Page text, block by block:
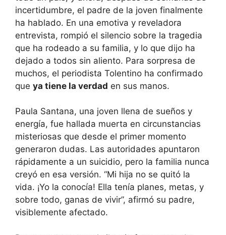
incertidumbre, el padre de la joven finalmente
ha hablado. En una emotiva y reveladora
entrevista, rompió el silencio sobre la tragedia
que ha rodeado a su familia, y lo que dijo ha
dejado a todos sin aliento. Para sorpresa de
muchos, el periodista Tolentino ha confirmado
que ya tiene la verdad en sus manos.
Paula Santana, una joven llena de sueños y
energía, fue hallada muerta en circunstancias
misteriosas que desde el primer momento
generaron dudas. Las autoridades apuntaron
rápidamente a un suicidio, pero la familia nunca
creyó en esa versión. “Mi hija no se quitó la
vida. ¡Yo la conocía! Ella tenía planes, metas, y
sobre todo, ganas de vivir”, afirmó su padre,
visiblemente afectado.